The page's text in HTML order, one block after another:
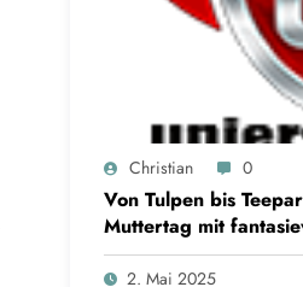
Christian 0
Von Tulpen bis
Muttertag mit
2. Mai 2025